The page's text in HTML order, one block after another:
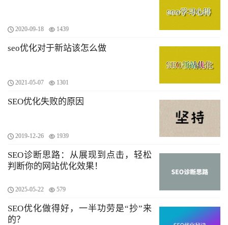
2020-09-18 1439
seo优化对于新站该怎么做
2021-05-07 1301
SEO优化失败的原因
2019-12-26 1939
SEO诊断思路：从展现到点击，轻松
判断你的网站优化效果！
2025-05-22 579
SEO优化做得好，一半功劳是“抄”来
的？